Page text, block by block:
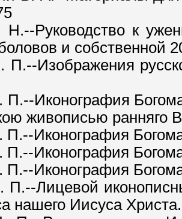
Руководство к
и собственной
П.--Изображения
П.--Иконография
живописью ранняго
П.--Иконография
П.--Иконография
П.--Иконография
П.--Лицевой
нашего Иисуса